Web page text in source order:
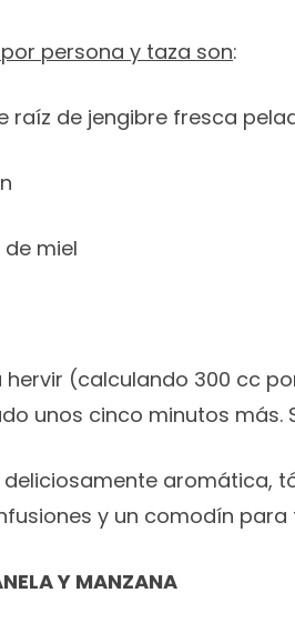
persona y taza son:
raíz de jengibre fresca
miel
hervir (calculando 300 cc
unos cinco minutos más.
deliciosamente aromática,
y un comodín
Y MANZANA